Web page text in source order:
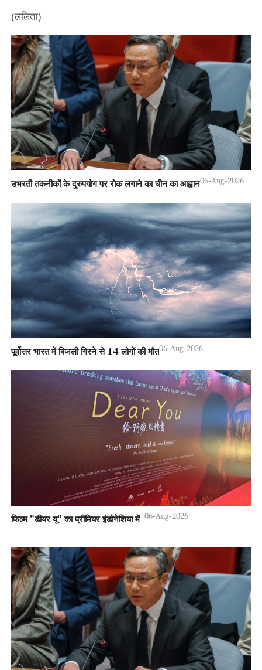
(ललिता)
उभरती तकनीकों के दुरुपयोग पर रोक लगाने का चीन का आह्वान06-Aug-2026
पूर्वोत्तर भारत में बिजली गिरने से 14 लोगों की मौत06-Aug-2026
फिल्म "डीयर यू" का प्रीमियर इंडोनेशिया में 06-Aug-2026